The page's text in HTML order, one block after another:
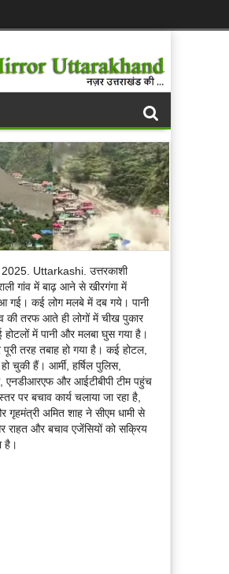
Uttarkashi. उत्तरकाशी
गांव में बाढ़ आने से खीरगंगा में
गई। कई लोग मलबे में दब गये। पानी
की तरफ आते ही लोगों में चीख पुकार
में पानी और मलबा घुस गया है।
पूरी तरह तबाह हो गया है। कई होटल,
चुकी हैं। आर्मी, हर्षिल पुलिस,
एनडीआरएफ और आईटीबीपी टीम पहुंच
पर बचाव कार्य चलाया जा रहा है,
गृहमंत्री अमित शाह ने सीएम धामी से
राहत और बचाव एजेंसियों को सक्रिय
है।